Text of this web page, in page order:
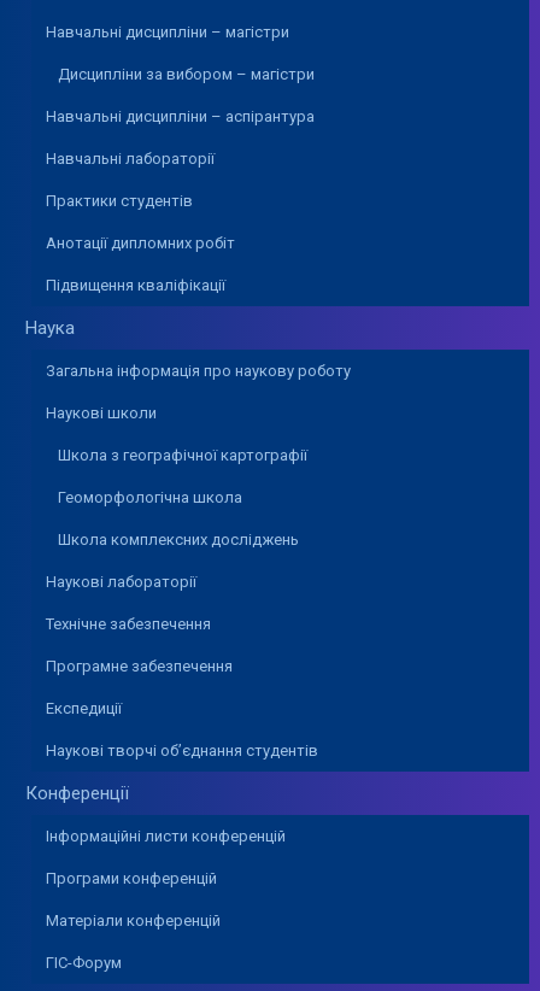
Навчальні дисципліни – магістри
Дисципліни за вибором – магістри
Навчальні дисципліни – аспірантура
Навчальні лабораторії
Практики студентів
Анотації дипломних робіт
Підвищення кваліфікації
Наука
Загальна інформація про наукову роботу
Наукові школи
Школа з географічної картографії
Геоморфологічна школа
Школа комплексних досліджень
Наукові лабораторії
Технічне забезпечення
Програмне забезпечення
Експедиції
Наукові творчі об’єднання студентів
Конференції
Інформаційні листи конференцій
Програми конференцій
Матеріали конференцій
ГІС-Форум